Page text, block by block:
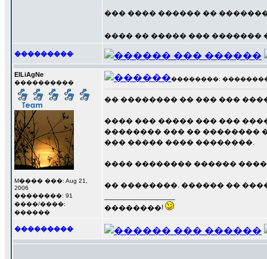
��� ���� ������ ��
���� �� ����� ��� �������
���������
ElLiAgNe
����������
M���� ���: Aug 21,
2006
��������: 91
����/����:
������
��������: ���������
�� �������� �� ��� ���
���� ��� ����� ��� ���
�������� ��� �� ��������
��� ����� ���� ��������.
���� �������� ������
�� ��������. ������ ��
��������!
���������